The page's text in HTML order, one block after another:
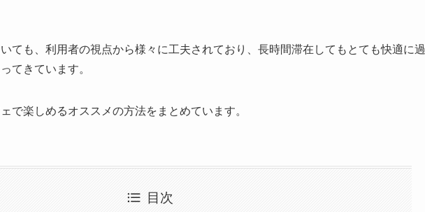
ても、利用者の視点から様々に工夫されており、長時間滞在してもとても快適に過
てきています。
で楽しめるオススメの方法をまとめています。
目次